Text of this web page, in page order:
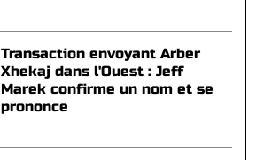
Transaction envoyant Arber
Xhekaj dans l'Ouest : Jeff
Marek confirme un nom et se
prononce